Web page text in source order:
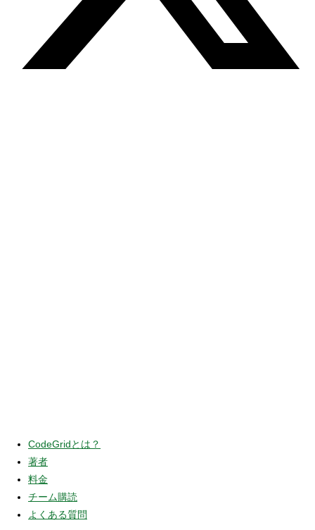
CodeGridとは？
著者
料金
チーム購読
よくある質問